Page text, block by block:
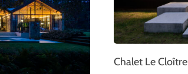
Chalet Le Cloître